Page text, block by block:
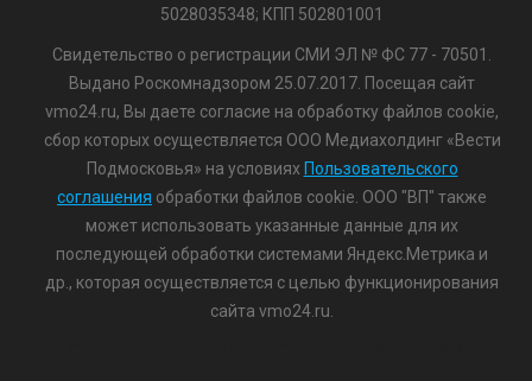
5028035348; КПП 502801001
Свидетельство о регистрации СМИ ЭЛ № ФС 77 - 70501.
Выдано Роскомнадзором 25.07.2017. Посещая сайт
vmo24.ru, Вы даете согласие на обработку файлов cookie,
сбор которых осуществляется ООО Медиахолдинг «Вести
Подмосковья» на условиях Пользовательского
соглашения обработки файлов cookie. ООО "ВП" также
может использовать указанные данные для их
последующей обработки системами Яндекс.Метрика и
др., которая осуществляется с целью функционирования
сайта vmo24.ru.